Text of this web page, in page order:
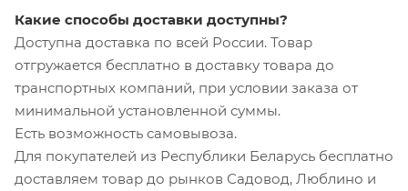
Какие способы доставки доступны?
Доступна доставка по всей России. Товар
отгружается бесплатно в доставку товара до
транспортных компаний, при условии заказа от
минимальной установленной суммы.
Есть возможность самовывоза.
Для покупателей из Республики Беларусь бесплатно
доставляем товар до рынков Садовод, Люблино и